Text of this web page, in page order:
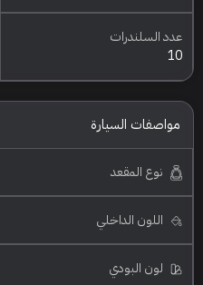
عدد السلندرات
10
مواصفات السيارة
نوع المقعد
اللون الداخلي
لون البودي